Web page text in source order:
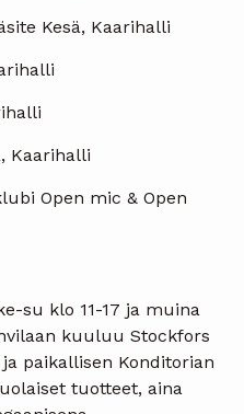
Kesä, Kaarihalli
Kaarihalli
Open mic & Open
su klo 11-17 ja muina
kuuluu Stockfors
paikallisen Konditorian
tuotteet, aina